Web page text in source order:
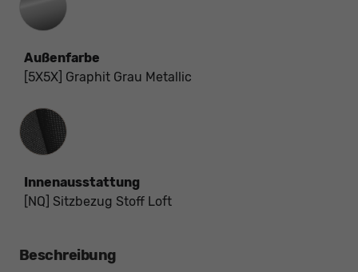
Außenfarbe
[5X5X] Graphit Grau Metallic
Innenausstattung
Innenausstattung
[NQ] Sitzbezug Stoff Loft
Beschreibung